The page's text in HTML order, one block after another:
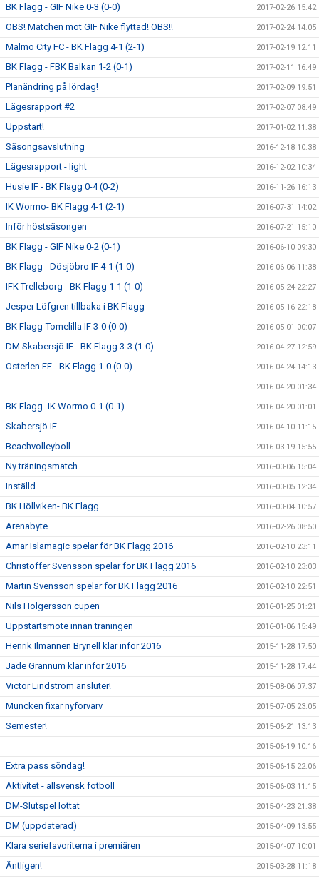
BK Flagg - GIF Nike 0-3 (0-0) 2017-02-26 15:42
OBS! Matchen mot GIF Nike flyttad! OBS!! 2017-02-24 14:05
Malmö City FC - BK Flagg 4-1 (2-1) 2017-02-19 12:11
BK Flagg - FBK Balkan 1-2 (0-1) 2017-02-11 16:49
Planändring på lördag! 2017-02-09 19:51
Lägesrapport #2 2017-02-07 08:49
Uppstart! 2017-01-02 11:38
Säsongsavslutning 2016-12-18 10:38
Lägesrapport - light 2016-12-02 10:34
Husie IF - BK Flagg 0-4 (0-2) 2016-11-26 16:13
IK Wormo- BK Flagg 4-1 (2-1) 2016-07-31 14:02
Inför höstsäsongen 2016-07-21 15:10
BK Flagg - GIF Nike 0-2 (0-1) 2016-06-10 09:30
BK Flagg - Dösjöbro IF 4-1 (1-0) 2016-06-06 11:38
IFK Trelleborg - BK Flagg 1-1 (1-0) 2016-05-24 22:27
Jesper Löfgren tillbaka i BK Flagg 2016-05-16 22:18
BK Flagg-Tomelilla IF 3-0 (0-0) 2016-05-01 00:07
DM Skabersjö IF - BK Flagg 3-3 (1-0) 2016-04-27 12:59
Österlen FF - BK Flagg 1-0 (0-0) 2016-04-24 14:13
2016-04-20 01:34
BK Flagg- IK Wormo 0-1 (0-1) 2016-04-20 01:01
Skabersjö IF 2016-04-10 11:15
Beachvolleyboll 2016-03-19 15:55
Ny träningsmatch 2016-03-06 15:04
Inställd...... 2016-03-05 12:34
BK Höllviken- BK Flagg 2016-03-04 10:57
Arenabyte 2016-02-26 08:50
Amar Islamagic spelar för BK Flagg 2016 2016-02-10 23:11
Christoffer Svensson spelar för BK Flagg 2016 2016-02-10 23:03
Martin Svensson spelar för BK Flagg 2016 2016-02-10 22:51
Nils Holgersson cupen 2016-01-25 01:21
Uppstartsmöte innan träningen 2016-01-06 15:49
Henrik Ilmannen Brynell klar inför 2016 2015-11-28 17:50
Jade Grannum klar inför 2016 2015-11-28 17:44
Victor Lindström ansluter! 2015-08-06 07:37
Muncken fixar nyförvärv 2015-07-05 23:05
Semester! 2015-06-21 13:13
2015-06-19 10:16
Extra pass söndag! 2015-06-15 22:06
Aktivitet - allsvensk fotboll 2015-06-03 11:15
DM-Slutspel lottat 2015-04-23 21:38
DM (uppdaterad) 2015-04-09 13:55
Klara seriefavoriterna i premiären 2015-04-07 10:01
Äntligen! 2015-03-28 11:18